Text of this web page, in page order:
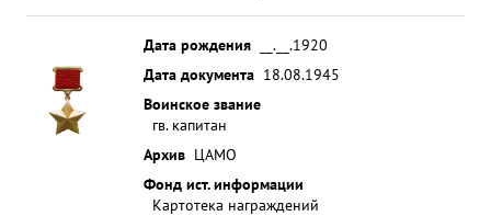
Дата рождения
__.__.1920
Дата документа 18.08.1945
Воинское звание
гв. капитан
Архив ЦАМО
Фонд ист. информации
Картотека награждений